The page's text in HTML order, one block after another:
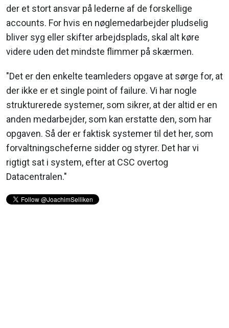
der et stort ansvar på lederne af de forskellige
accounts. For hvis en nøglemedarbejder pludselig
bliver syg eller skifter arbejdsplads, skal alt køre
videre uden det mindste flimmer på skærmen.
"Det er den enkelte teamleders opgave at sørge for, at
der ikke er et single point of failure. Vi har nogle
strukturerede systemer, som sikrer, at der altid er en
anden medarbejder, som kan erstatte den, som har
opgaven. Så der er faktisk systemer til det her, som
forvaltningscheferne sidder og styrer. Det har vi
rigtigt sat i system, efter at CSC overtog
Datacentralen."